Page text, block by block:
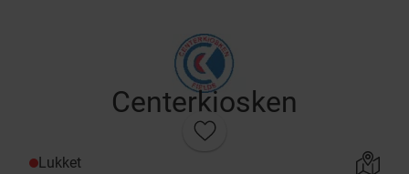
Centerkiosken
Lukket